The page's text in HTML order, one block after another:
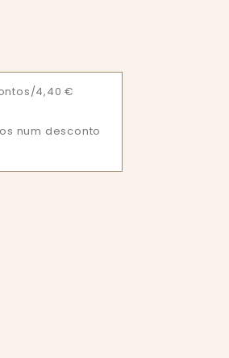
4,40 €
num desconto